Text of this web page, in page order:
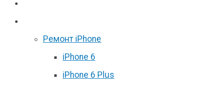
Ремонт iPhone
iPhone 6
iPhone 6 Plus